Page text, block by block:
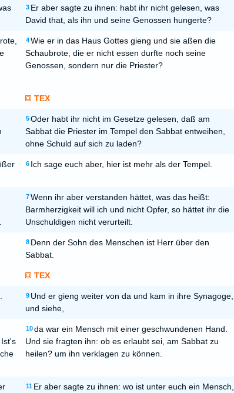
3 Er aber sagte zu ihnen: habt ihr nicht gelesen, was
David that, als ihn und seine Genossen hungerte?
4 Wie er in das Haus Gottes gieng und sie aßen die
Schaubrote, die er nicht essen durfte noch seine
Genossen, sondern nur die Priester?
TEX
5 Oder habt ihr nicht im Gesetze gelesen, daß am
Sabbat die Priester im Tempel den Sabbat entweihen,
ohne Schuld auf sich zu laden?
6 Ich sage euch aber, hier ist mehr als der Tempel.
7 Wenn ihr aber verstanden hättet, was das heißt:
Barmherzigkeit will ich und nicht Opfer, so hättet ihr die
Unschuldigen nicht verurteilt.
8 Denn der Sohn des Menschen ist Herr über den
Sabbat.
TEX
9 Und er gieng weiter von da und kam in ihre Synagoge,
und siehe,
10 da war ein Mensch mit einer geschwundenen Hand.
Und sie fragten ihn: ob es erlaubt sei, am Sabbat zu
heilen? um ihn verklagen zu können.
11 Er aber sagte zu ihnen: wo ist unter euch ein Mensch,